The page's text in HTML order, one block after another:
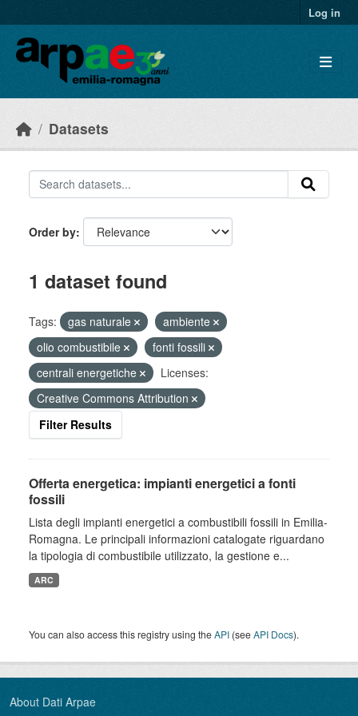
Log in
Datasets
Order by
1 dataset found
Tags: gas naturale
ambiente
olio combustibile
fonti fossili
centrali energetiche
Licenses:
Creative Commons Attribution
Filter Results
Offerta energetica: impianti energetici a fonti
fossili
Lista degli impianti energetici a combustibili fossili in Emilia-
Romagna. Le principali informazioni catalogate riguardano
la tipologia di combustibile utilizzato, la gestione e...
ARC
You can also access this registry using theAPI (seeAPI Docs).
About Dati Arpae